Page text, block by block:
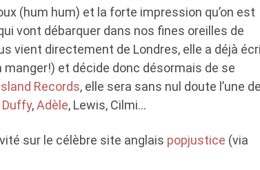
(hum hum) et la forte impression qu’on est
vont débarquer dans nos fines oreilles de
vient directement de Londres, elle a déjà
et décide donc désormais de se
Records, elle sera sans nul doute l’une
Duffy,Adèle, Lewis, Cilmi…
sur le célèbre site anglais popjustice (via